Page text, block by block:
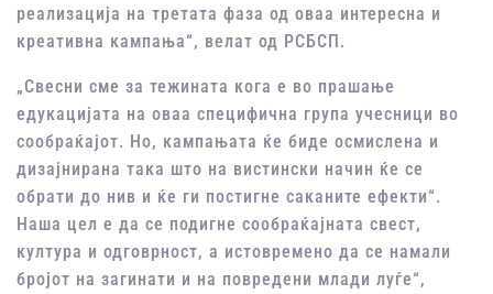
реализација на третата фаза од оваа интересна и
креативна кампања“, велат од РСБСП.
„Свесни сме за тежината кога е во прашање
едукацијата на оваа специфична група учесници во
сообраќајот. Но, кампањата ќе биде осмислена и
дизајнирана така што на вистински начин ќе се
обрати до нив и ќе ги постигне саканите ефекти“.
Наша цел е да се подигне сообраќајната свест,
култура и одговрност, а истовремено да се намали
бројот на загинати и на повредени млади луѓе“,